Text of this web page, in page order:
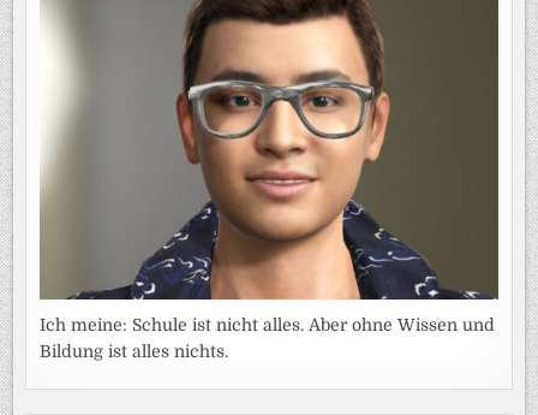
Ich meine: Schule ist nicht alles. Aber ohne Wissen und
Bildung ist alles nichts.